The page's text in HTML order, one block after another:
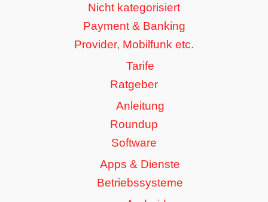
Nicht kategorisiert
Payment & Banking
Provider, Mobilfunk etc.
Tarife
Ratgeber
Anleitung
Roundup
Software
Apps & Dienste
Betriebssysteme